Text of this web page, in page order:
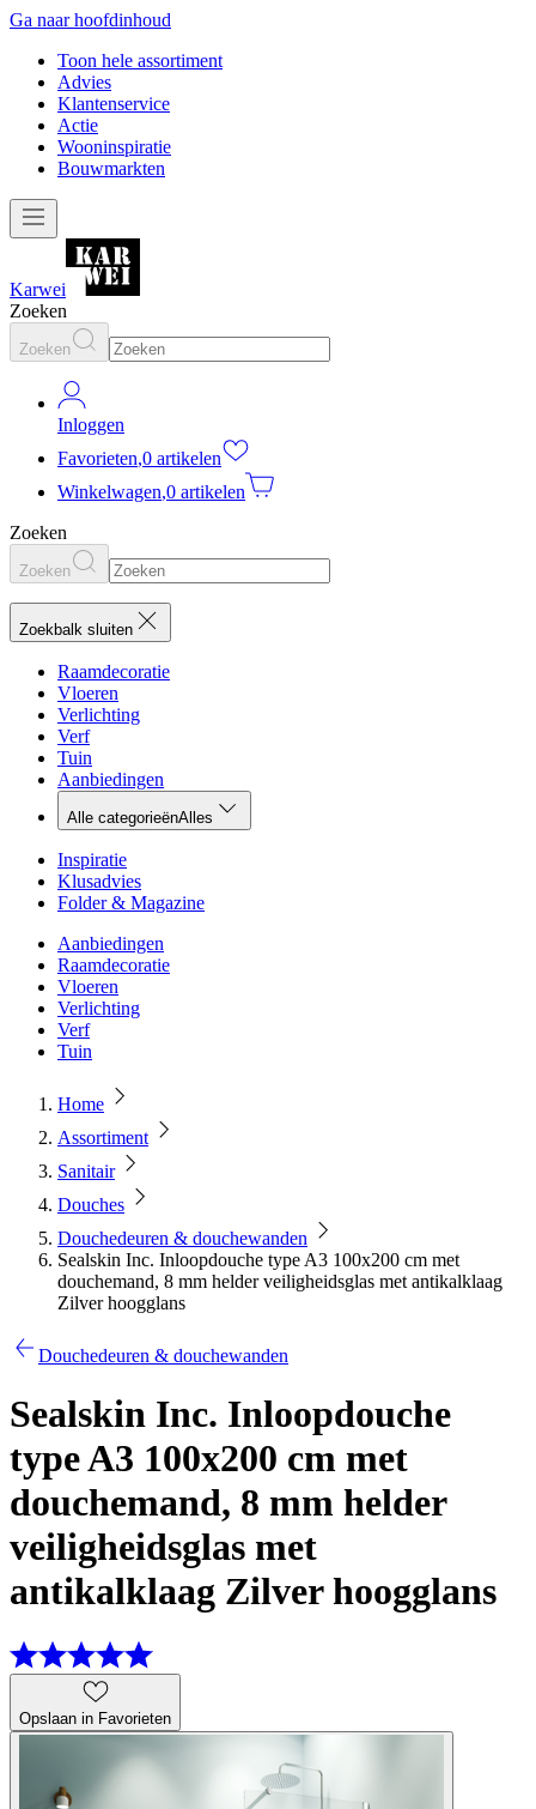
Ga naar hoofdinhoud
Toon hele assortiment
Advies
Klantenservice
Actie
Wooninspiratie
Bouwmarkten
Karwei
Zoeken
Zoeken
Inloggen
Favorieten,0 artikelen
Winkelwagen,0 artikelen
Zoeken
Zoeken
Zoekbalk sluiten
Raamdecoratie
Vloeren
Verlichting
Verf
Tuin
Aanbiedingen
Alle categorieënAlles
Inspiratie
Klusadvies
Folder & Magazine
Aanbiedingen
Raamdecoratie
Vloeren
Verlichting
Verf
Tuin
Home
Assortiment
Sanitair
Douches
Douchedeuren & douchewanden
Sealskin Inc. Inloopdouche type A3 100x200 cm met
douchemand, 8 mm helder veiligheidsglas met antikalklaag
Zilver hoogglans
Douchedeuren & douchewanden
Sealskin Inc. Inloopdouche
type A3 100x200 cm met
douchemand, 8 mm helder
veiligheidsglas met
antikalklaag Zilver hoogglans
Opslaan in Favorieten